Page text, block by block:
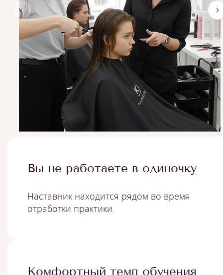
‹ ›
Вы не работаете в одиночку
Наставник находится рядом во время
отработки практики.
Комфортный темп обучения